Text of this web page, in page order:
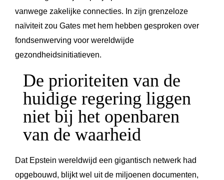
vanwege zakelijke connecties. In zijn grenzeloze
naïviteit zou Gates met hem hebben gesproken over
fondsenwerving voor wereldwijde
gezondheidsinitiatieven.
De prioriteiten van de
huidige regering liggen
niet bij het openbaren
van de waarheid
Dat Epstein wereldwijd een gigantisch netwerk had
opgebouwd, blijkt wel uit de miljoenen documenten,